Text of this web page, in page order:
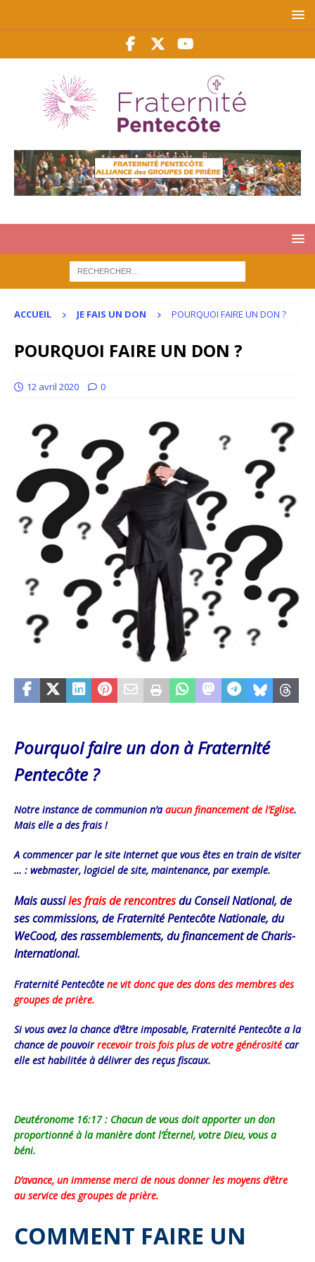
ACCUEIL JE FAIS UN DON POURQUOI FAIRE UN DON ?
POURQUOI FAIRE UN DON ?
12 avril 2020 0
Pourquoi faire un don à Fraternité
Pentecôte ?
Notre instance de communion n’aaucun financement de l’Eglise.
Mais elle a des frais !
A commencer par le site Internet que vous êtes en train de visiter
… : webmaster, logiciel de site, maintenance, par exemple.
Mais aussiles frais de rencontresdu Conseil National, de
ses commissions, de Fraternité Pentecôte Nationale, du
WeCood, des rassemblements, du financement de Charis-
International.
Fraternité Pentecôte ne vit donc que des dons des membres des
groupes de prière.
Si vous avez la chance d’être imposable, Fraternité Pentecôte a la
chance de pouvoirrecevoir trois fois plus de votre générositécar
elle est habilitée à délivrer des reçus fiscaux.
Deutéronome 16:17 : Chacun de vous doit apporter un don
proportionné à la manière dont l’Éternel, votre Dieu, vous a
béni.
D’avance, un immense merci de nous donner les moyens d’être
au service des groupes de prière.
COMMENT FAIRE UN